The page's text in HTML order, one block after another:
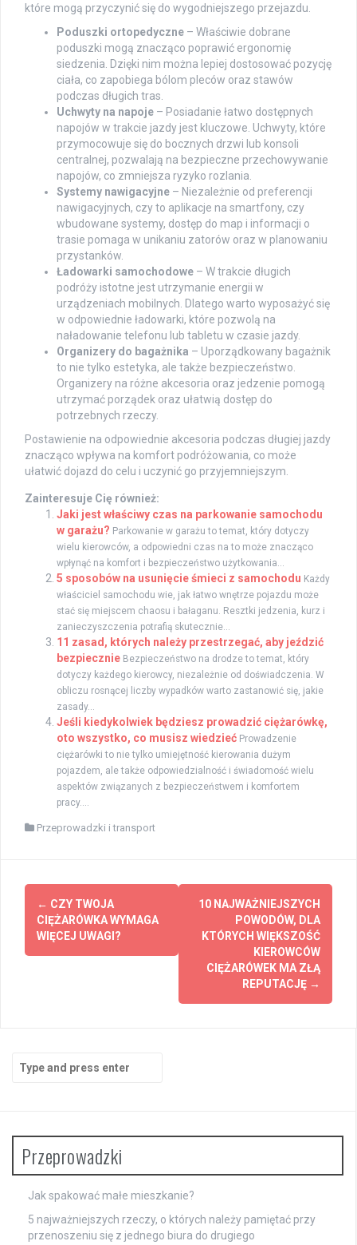
które mogą przyczynić się do wygodniejszego przejazdu.
Poduszki ortopedyczne – Właściwie dobrane
poduszki mogą znacząco poprawić ergonomię
siedzenia. Dzięki nim można lepiej dostosować pozycję
ciała, co zapobiega bólom pleców oraz stawów
podczas długich tras.
Uchwyty na napoje – Posiadanie łatwo dostępnych
napojów w trakcie jazdy jest kluczowe. Uchwyty, które
przymocowuje się do bocznych drzwi lub konsoli
centralnej, pozwalają na bezpieczne przechowywanie
napojów, co zmniejsza ryzyko rozlania.
Systemy nawigacyjne – Niezależnie od preferencji
nawigacyjnych, czy to aplikacje na smartfony, czy
wbudowane systemy, dostęp do map i informacji o
trasie pomaga w unikaniu zatorów oraz w planowaniu
przystanków.
Ładowarki samochodowe – W trakcie długich
podróży istotne jest utrzymanie energii w
urządzeniach mobilnych. Dlatego warto wyposażyć się
w odpowiednie ładowarki, które pozwolą na
naładowanie telefonu lub tabletu w czasie jazdy.
Organizery do bagażnika – Uporządkowany bagażnik
to nie tylko estetyka, ale także bezpieczeństwo.
Organizery na różne akcesoria oraz jedzenie pomogą
utrzymać porządek oraz ułatwią dostęp do
potrzebnych rzeczy.
Postawienie na odpowiednie akcesoria podczas długiej jazdy
znacząco wpływa na komfort podróżowania, co może
ułatwić dojazd do celu i uczynić go przyjemniejszym.
Zainteresuje Cię również:
Jaki jest właściwy czas na parkowanie samochodu
w garażu? Parkowanie w garażu to temat, który dotyczy
wielu kierowców, a odpowiedni czas na to może znacząco
wpłynąć na komfort i bezpieczeństwo użytkowania...
5 sposobów na usunięcie śmieci z samochodu Każdy
właściciel samochodu wie, jak łatwo wnętrze pojazdu może
stać się miejscem chaosu i bałaganu. Resztki jedzenia, kurz i
zanieczyszczenia potrafią skutecznie...
11 zasad, których należy przestrzegać, aby jeździć
bezpiecznie Bezpieczeństwo na drodze to temat, który
dotyczy każdego kierowcy, niezależnie od doświadczenia. W
obliczu rosnącej liczby wypadków warto zastanowić się, jakie
zasady...
Jeśli kiedykolwiek będziesz prowadzić ciężarówkę,
oto wszystko, co musisz wiedzieć Prowadzenie
ciężarówki to nie tylko umiejętność kierowania dużym
pojazdem, ale także odpowiedzialność i świadomość wielu
aspektów związanych z bezpieczeństwem i komfortem
pracy....
Przeprowadzki i transport
Post
navigation
← CZY TWOJA
CIĘŻARÓWKA WYMAGA
WIĘCEJ UWAGI?
10 NAJWAŻNIEJSZYCH
POWODÓW, DLA
KTÓRYCH WIĘKSZOŚĆ
KIEROWCÓW
CIĘŻARÓWEK MA ZŁĄ
REPUTACJĘ →
for:
Przeprowadzki
Jak spakować małe mieszkanie?
5 najważniejszych rzeczy, o których należy pamiętać przy
przenoszeniu się z jednego biura do drugiego